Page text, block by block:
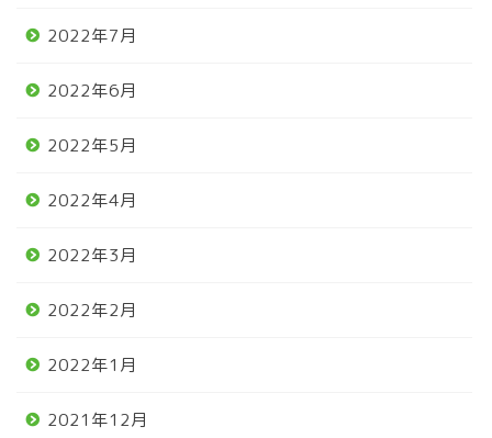
2022年7月
2022年6月
2022年5月
2022年4月
2022年3月
2022年2月
2022年1月
2021年12月